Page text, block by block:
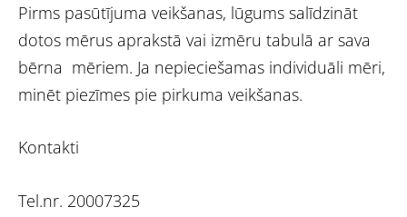
Pirms pasūtījuma veikšanas, lūgums salīdzināt
dotos mērus aprakstā vai izmēru tabulā ar sava
bērna mēriem. Ja nepieciešamas individuāli mēri,
minēt piezīmes pie pirkuma veikšanas.
Kontakti
Tel.nr. 20007325